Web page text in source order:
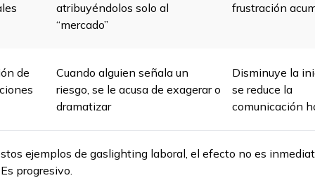
atribuyéndolos solo al
“mercado”
frustración
de
Cuando alguien señala un
riesgo, se le acusa de exagerar o
dramatizar
Disminuye la
se reduce la
comunicación
ejemplos de gaslighting laboral, el efecto no es
progresivo.